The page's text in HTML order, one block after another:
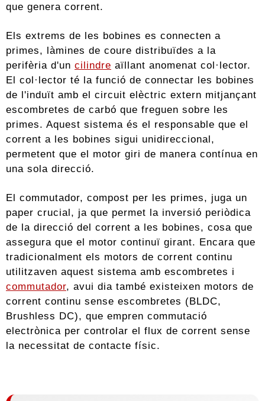
que genera corrent.
Els extrems de les bobines es connecten a
primes, làmines de coure distribuïdes a la
perifèria d'un cilindre aïllant anomenat col·lector.
El col·lector té la funció de connectar les bobines
de l'induït amb el circuit elèctric extern mitjançant
escombretes de carbó que freguen sobre les
primes. Aquest sistema és el responsable que el
corrent a les bobines sigui unidireccional,
permetent que el motor giri de manera contínua en
una sola direcció.
El commutador, compost per les primes, juga un
paper crucial, ja que permet la inversió periòdica
de la direcció del corrent a les bobines, cosa que
assegura que el motor continuï girant. Encara que
tradicionalment els motors de corrent continu
utilitzaven aquest sistema amb escombretes i
commutador, avui dia també existeixen motors de
corrent continu sense escombretes (BLDC,
Brushless DC), que empren commutació
electrònica per controlar el flux de corrent sense
la necessitat de contacte físic.